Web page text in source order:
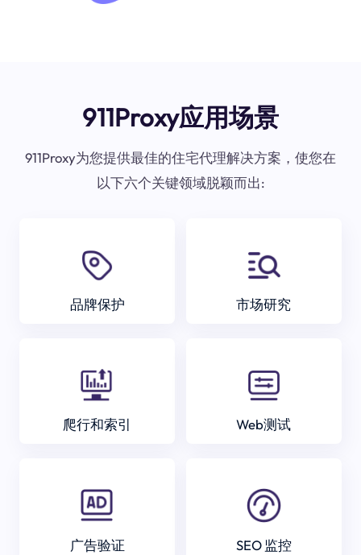
911Proxy应用场景
911Proxy为您提供最佳的住宅代理解决方案，使您在
以下六个关键领域脱颖而出:
品牌保护 市场研究
爬行和索引 Web测试
广告验证 SEO 监控